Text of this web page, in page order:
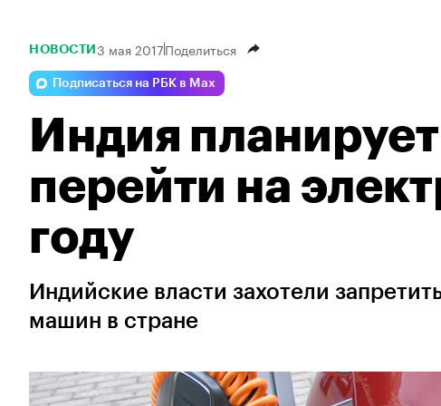
НОВОСТИ 3 мая 2017Поделиться
Подписаться на РБК в Max
Индия
перейти на
году
Индийские власти захотели
машин в стране